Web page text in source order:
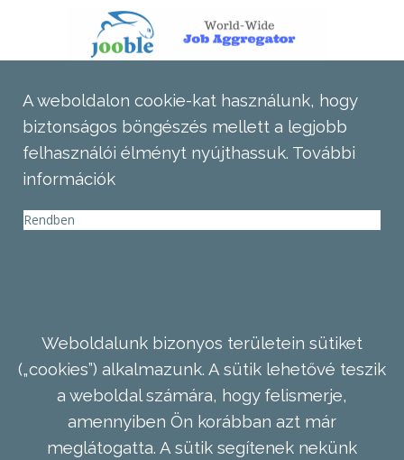
A weboldalon cookie-kat használunk, hogy
biztonságos böngészés mellett a legjobb
felhasználói élményt nyújthassuk. További
információk
Rendben
Weboldalunk bizonyos területein sütiket
(„cookies”) alkalmazunk. A sütik lehetővé teszik
a weboldal számára, hogy felismerje,
amennyiben Ön korábban azt már
meglátogatta. A sütik segítenek nekünk